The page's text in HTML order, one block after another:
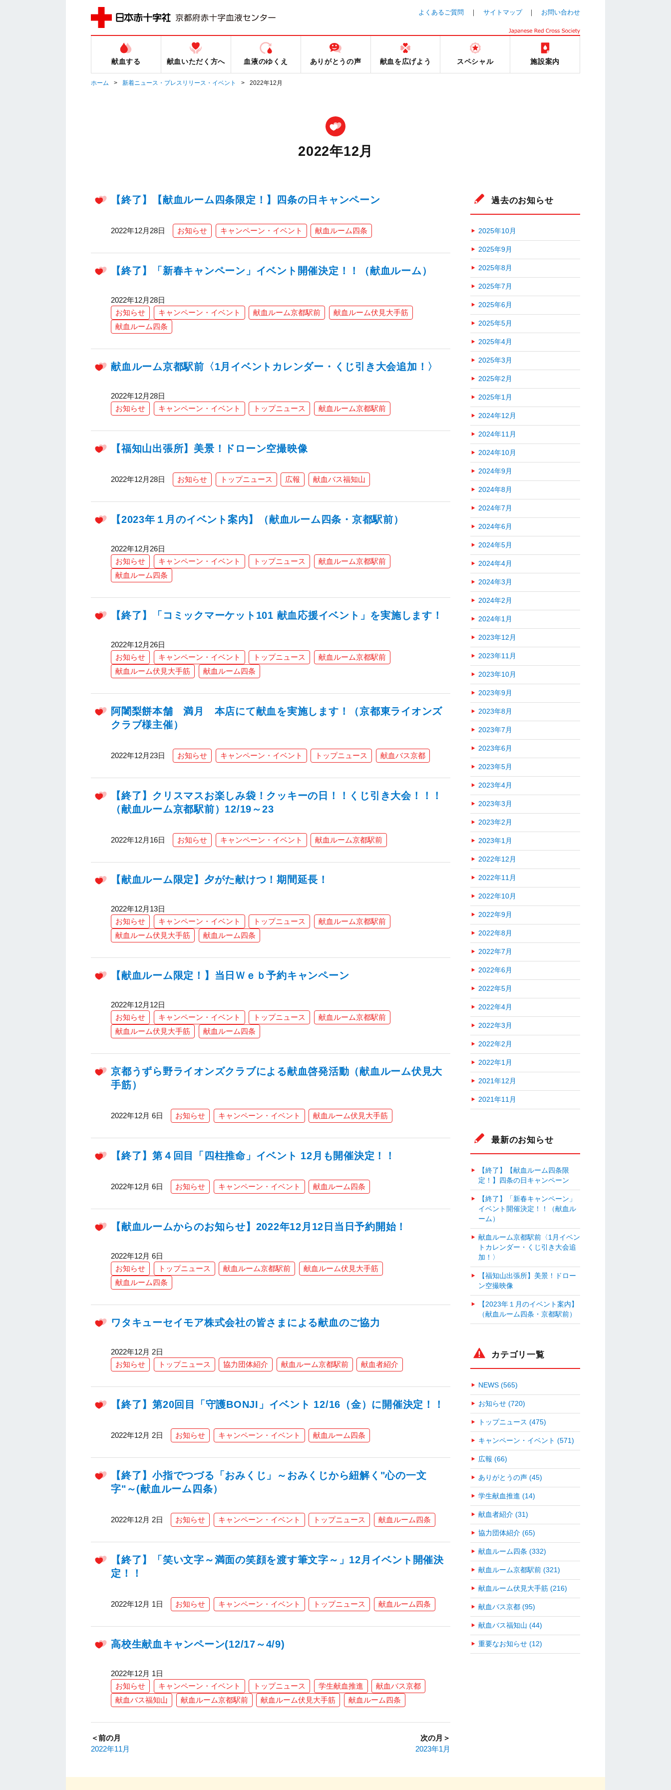
よくあるご質問 サイトマップ お問い合わせ
献血する 献血いただく方へ 血液のゆくえ ありがとうの声 献血を広げよう スペシャル 施設案内
ホーム 新着ニュース・プレスリリース・イベント 2022年12月
2022年12月
【終了】【献血ルーム四条限定！】四条の日キャンペーン
2022年12月28日 お知らせ キャンペーン・イベント 献血ルーム四条
【終了】「新春キャンペーン」イベント開催決定！！（献血ルーム）
2022年12月28日
お知らせ
キャンペーン・イベント 献血ルーム京都駅前
献血ルーム伏見大手筋
献血ルーム四条
献血ルーム京都駅前〈1月イベントカレンダー・くじ引き大会追加！〉
2022年12月28日
お知らせ
キャンペーン・イベント トップニュース 献血ルーム京都駅前
【福知山出張所】美景！ドローン空撮映像
2022年12月28日 お知らせ トップニュース 広報 献血バス福知山
【2023年１月のイベント案内】（献血ルーム四条・京都駅前）
2022年12月26日
お知らせ
キャンペーン・イベント トップニュース
献血ルーム京都駅前
献血ルーム四条
【終了】「コミックマーケット101 献血応援イベント」を実施します！
2022年12月26日
お知らせ
キャンペーン・イベント トップニュース
献血ルーム京都駅前
献血ルーム伏見大手筋
献血ルーム四条
阿闍梨餅本舗 満月 本店にて献血を実施します！（京都東ライオンズ
クラブ様主催）
2022年12月23日 お知らせ キャンペーン・イベント トップニュース 献血バス京都
【終了】クリスマスお楽しみ袋！クッキーの日！！くじ引き大会！！！
（献血ルーム京都駅前）12/19～23
2022年12月16日 お知らせ キャンペーン・イベント 献血ルーム京都駅前
【献血ルーム限定】夕がた献けつ！期間延長！
2022年12月13日
お知らせ
キャンペーン・イベント トップニュース
献血ルーム京都駅前
献血ルーム伏見大手筋
献血ルーム四条
【献血ルーム限定！】当日Ｗｅｂ予約キャンペーン
2022年12月12日
お知らせ
キャンペーン・イベント トップニュース
献血ルーム京都駅前
献血ルーム伏見大手筋
献血ルーム四条
京都うずら野ライオンズクラブによる献血啓発活動（献血ルーム伏見大
手筋）
2022年12月 6日 お知らせ キャンペーン・イベント 献血ルーム伏見大手筋
【終了】第４回目「四柱推命」イベント 12月も開催決定！！
2022年12月 6日 お知らせ キャンペーン・イベント 献血ルーム四条
【献血ルームからのお知らせ】2022年12月12日当日予約開始！
2022年12月 6日
お知らせ
トップニュース 献血ルーム京都駅前
献血ルーム伏見大手筋
献血ルーム四条
ワタキューセイモア株式会社の皆さまによる献血のご協力
2022年12月 2日
お知らせ
トップニュース 協力団体紹介 献血ルーム京都駅前 献血者紹介
【終了】第20回目「守護BONJI」イベント 12/16（金）に開催決定！！
2022年12月 2日 お知らせ キャンペーン・イベント 献血ルーム四条
【終了】小指でつづる「おみくじ」～おみくじから紐解く"心の一文
字"～(献血ルーム四条）
2022年12月 2日 お知らせ キャンペーン・イベント トップニュース 献血ルーム四条
【終了】「笑い文字～満面の笑顔を渡す筆文字～」12月イベント開催決
定！！
2022年12月 1日 お知らせ キャンペーン・イベント トップニュース 献血ルーム四条
高校生献血キャンペーン(12/17～4/9)
2022年12月 1日
お知らせ
キャンペーン・イベント トップニュース 学生献血推進
献血バス京都
献血バス福知山
献血ルーム京都駅前 献血ルーム伏見大手筋 献血ルーム四条
＜前の月
2022年11月
次の月＞
2023年1月
過去のお知らせ
2025年10月
2025年9月
2025年8月
2025年7月
2025年6月
2025年5月
2025年4月
2025年3月
2025年2月
2025年1月
2024年12月
2024年11月
2024年10月
2024年9月
2024年8月
2024年7月
2024年6月
2024年5月
2024年4月
2024年3月
2024年2月
2024年1月
2023年12月
2023年11月
2023年10月
2023年9月
2023年8月
2023年7月
2023年6月
2023年5月
2023年4月
2023年3月
2023年2月
2023年1月
2022年12月
2022年11月
2022年10月
2022年9月
2022年8月
2022年7月
2022年6月
2022年5月
2022年4月
2022年3月
2022年2月
2022年1月
2021年12月
2021年11月
最新のお知らせ
【終了】【献血ルーム四条限
定！】四条の日キャンペーン
【終了】「新春キャンペーン」
イベント開催決定！！（献血ル
ーム）
献血ルーム京都駅前〈1月イベン
トカレンダー・くじ引き大会追
加！〉
【福知山出張所】美景！ドロー
ン空撮映像
【2023年１月のイベント案内】
（献血ルーム四条・京都駅前）
カテゴリ一覧
NEWS (565)
お知らせ (720)
トップニュース (475)
キャンペーン・イベント (571)
広報 (66)
ありがとうの声 (45)
学生献血推進 (14)
献血者紹介 (31)
協力団体紹介 (65)
献血ルーム四条 (332)
献血ルーム京都駅前 (321)
献血ルーム伏見大手筋 (216)
献血バス京都 (95)
献血バス福知山 (44)
重要なお知らせ (12)